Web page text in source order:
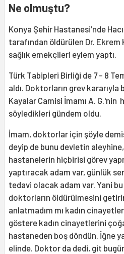
Ne olmuştu?
Konya Şehir Hastanesi’nde
tarafından öldürülen Dr. Ekrem
sağlık emekçileri eylem yaptı.
Türk Tabipleri Birliği de 7 - 8
aldı. Doktorların grev kararıyla
Kayalar Camisi İmamı A. G.'nin
söyledikleri gündem oldu.
İmam, doktorlar için şöyle
deyip de bunu devletin
hastanelerin hiçbirisi görev
yaptıracak adam var, günlük
tedavi olacak adam var. Yani
doktorların öldürülmesini
anlatmadım mı kadın
göstere kadın cinayetlerini
hastaneden boş döndün. İğne
elinde. Doktor da dedi, git